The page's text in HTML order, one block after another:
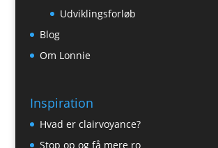
Udviklingsforløb
Blog
Om Lonnie
Inspiration
Hvad er clairvoyance?
Stop op og få mere ro